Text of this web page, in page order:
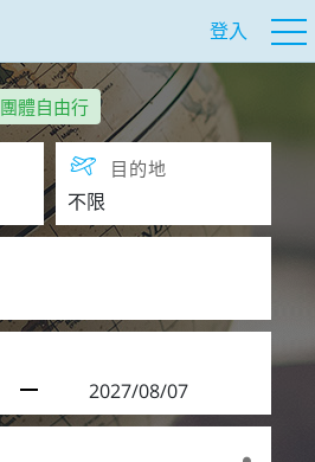
登入
團體自由行
目的地